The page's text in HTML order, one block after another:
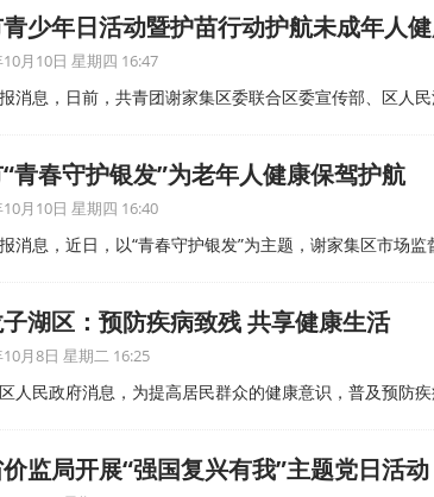
少年日活动暨护苗行动护航未成年人
月10日 星期四 16:47
消息，日前，共青团谢家集区委联合区委宣传部、区人
青春守护银发”为老年人健康保驾护航
月10日 星期四 16:40
消息，近日，以“青春守护银发”为主题，谢家集区市场监
湖区：预防疾病致残 共享健康生活
月8日 星期二 16:25
人民政府消息，为提高居民群众的健康意识，普及预防
监局开展“强国复兴有我”主题党日活动